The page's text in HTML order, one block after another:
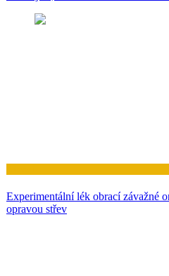
Experimentální lék obrací závažné
opravou střev